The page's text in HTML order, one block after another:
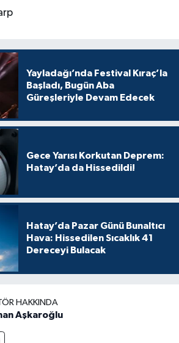
Yayladağı’nda Festival Kıraç’la
Başladı, Bugün Aba
Güreşleriyle Devam Edecek
Gece Yarısı Korkutan Deprem:
Hatay’da da Hissedildi!
Hatay’da Pazar Günü Bunaltıcı
Hava: Hissedilen Sıcaklık 41
Dereceyi Bulacak
HAKKINDA
Aşkaroğlu